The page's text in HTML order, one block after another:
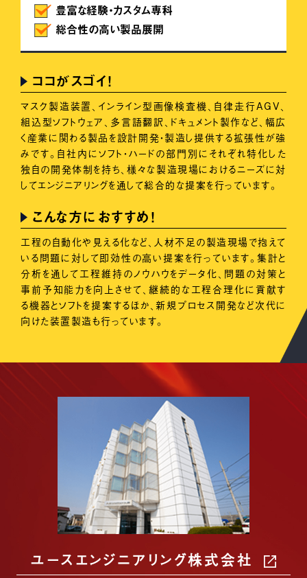
豊富な経験・カスタム専科
総合性の高い製品展開
ココがスゴイ！
マスク製造装置、インライン型画像検査機、自律走行AGV、
組込型ソフトウェア、多言語翻訳、ドキュメント製作など、幅広
く産業に関わる製品を設計開発・製造し提供する拡張性が強
みです。自社内にソフト・ハードの部門別にそれぞれ特化した
独自の開発体制を持ち、様々な製造現場におけるニーズに対
してエンジニアリングを通して総合的な提案を行っています。
こんな方におすすめ！
工程の自動化や見える化など、人材不足の製造現場で抱えて
いる問題に対して即効性の高い提案を行っています。集計と
分析を通して工程維持のノウハウをデータ化、問題の対策と
事前予知能力を向上させて、継続的な工程合理化に貢献す
る機器とソフトを提案するほか、新規プロセス開発など次代に
向けた装置製造も行っています。
ユースエンジニアリング株式会社